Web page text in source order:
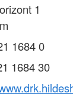
1
1684 0
1684 30